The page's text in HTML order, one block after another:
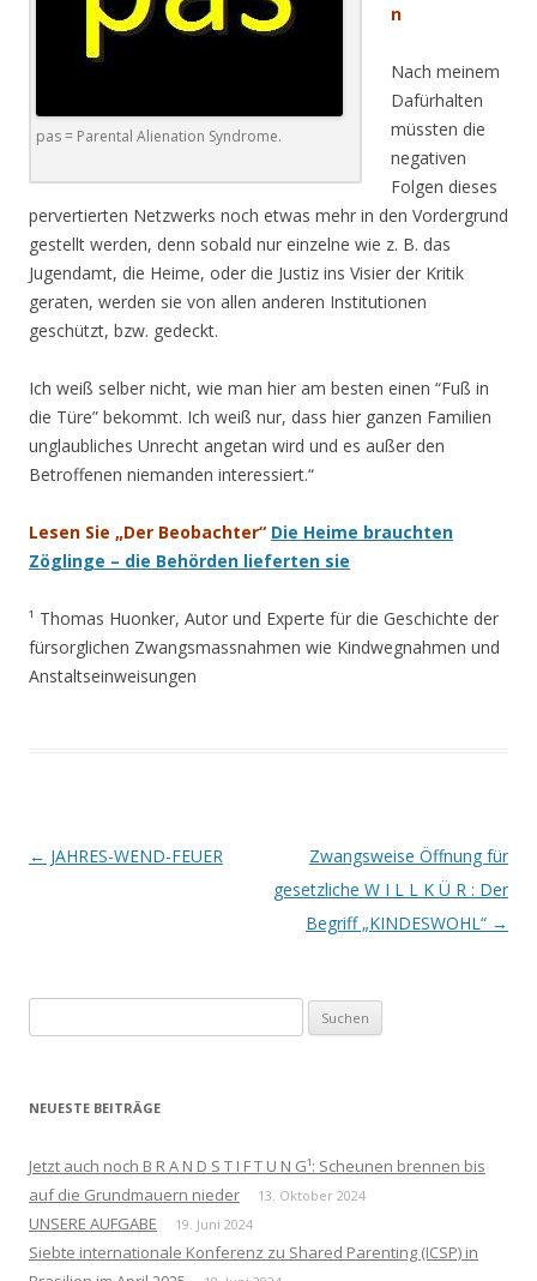
pas = Parental Alienation Syndrome.
n
Nach meinem
Dafürhalten
müssten die
negativen
Folgen dieses
pervertierten Netzwerks noch etwas mehr in den Vordergrund
gestellt werden, denn sobald nur einzelne wie z. B. das
Jugendamt, die Heime, oder die Justiz ins Visier der Kritik
geraten, werden sie von allen anderen Institutionen
geschützt, bzw. gedeckt.
Ich weiß selber nicht, wie man hier am besten einen “Fuß in
die Türe” bekommt. Ich weiß nur, dass hier ganzen Familien
unglaubliches Unrecht angetan wird und es außer den
Betroffenen niemanden interessiert.“
Lesen Sie „Der Beobachter“ Die Heime brauchten
Zöglinge – die Behörden lieferten sie
¹ Thomas Huonker, Autor und Experte für die Geschichte der
fürsorglichen Zwangsmassnahmen wie Kindwegnahmen und
Anstaltseinweisungen
Beitrags-
← JAHRES-WEND-FEUER
Zwangsweise Öffnung für
gesetzliche W I L L K Ü R : Der
Begriff „KINDESWOHL“ →
nach:
NEUESTE BEITRÄGE
Jetzt auch noch B R A N D S T I F T U N G¹: Scheunen brennen bis
auf die Grundmauern nieder
13. Oktober 2024
UNSERE AUFGABE 19. Juni 2024
Siebte internationale Konferenz zu Shared Parenting (ICSP) in